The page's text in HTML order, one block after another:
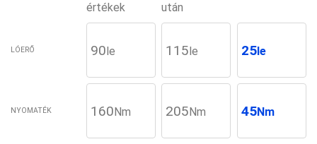
értékek
után
LÓERŐ 90le 115le 25le
NYOMATÉK 160Nm 205Nm 45Nm